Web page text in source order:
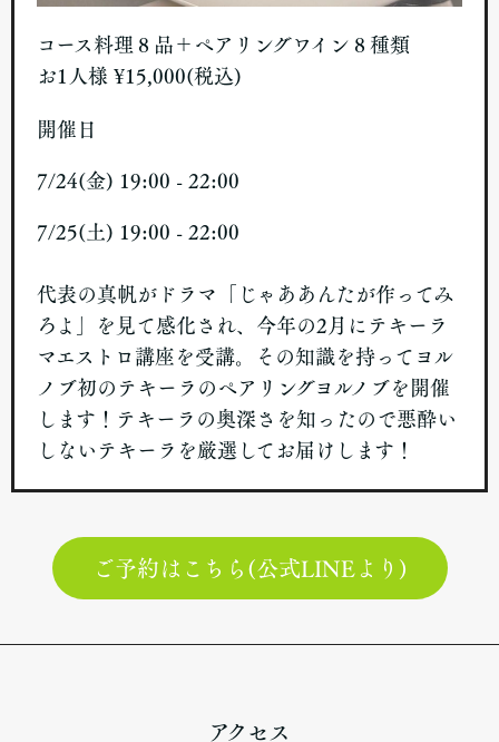
コース料理８品＋ペアリングワイン８種類
お1人様 ¥15,000(税込)
開催日
7/24(金) 19:00 - 22:00
7/25(土) 19:00 - 22:00
代表の真帆がドラマ「じゃああんたが作ってみ
ろよ」を見て感化され、今年の2月にテキーラ
マエストロ講座を受講。その知識を持ってヨル
ノブ初のテキーラのペアリングヨルノブを開催
します！テキーラの奥深さを知ったので悪酔い
しないテキーラを厳選してお届けします！
ご予約はこちら(公式LINEより)
アクセス